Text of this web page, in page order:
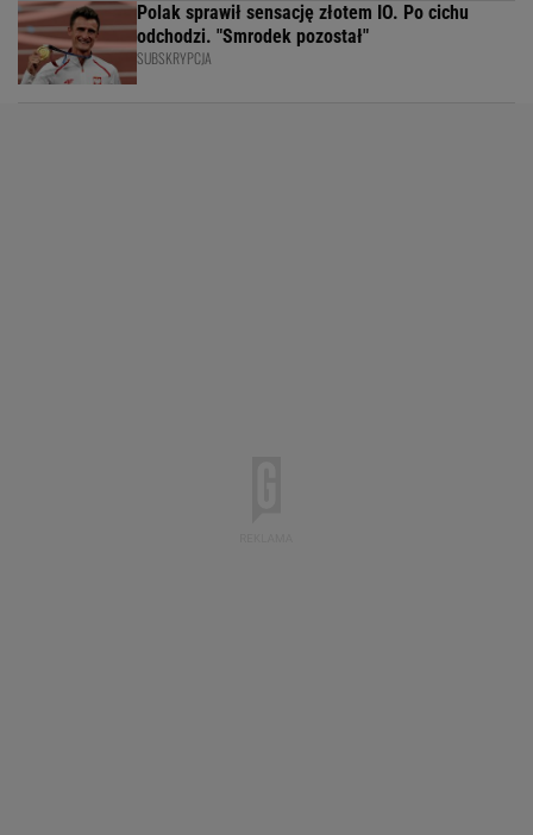
Polak sprawił sensację złotem IO. Po cichu
odchodzi. "Smrodek pozostał"
SUBSKRYPCJA